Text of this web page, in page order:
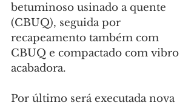
betuminoso usinado a quente
(CBUQ), seguida por
recapeamento também com
CBUQ e compactado com vibro
acabadora.
Por último será executada nova